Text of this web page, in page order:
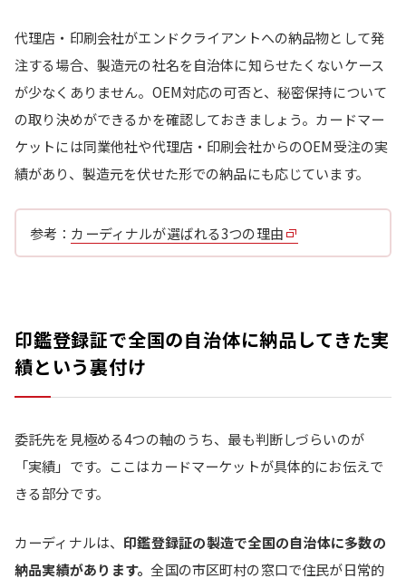
代理店・印刷会社がエンドクライアントへの納品物として発
注する場合、製造元の社名を自治体に知らせたくないケース
が少なくありません。OEM対応の可否と、秘密保持について
の取り決めができるかを確認しておきましょう。カードマー
ケットには同業他社や代理店・印刷会社からのOEM受注の実
績があり、製造元を伏せた形での納品にも応じています。
参考： カーディナルが選ばれる3つの理由
印鑑登録証で全国の自治体に納品してきた実
績という裏付け
委託先を見極める4つの軸のうち、最も判断しづらいのが
「実績」です。ここはカードマーケットが具体的にお伝えで
きる部分です。
カーディナルは、 印鑑登録証の製造で全国の自治体に多数の
納品実績があります。全国の市区町村の窓口で住民が日常的